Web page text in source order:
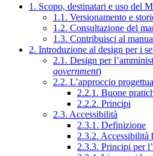
1. Scopo, destinatari e uso del
1.1. Versionamento e
1.2. Consultazione del
1.3. Contribuisci al
2. Introduzione al design per i
2.1. Design per
government)
2.2. L’approccio
2.2.1. Buone
2.2.2. Principi
2.3. Accessibilità
2.3.1. Definizione
2.3.2. Accessibilità
2.3.3. Principi per